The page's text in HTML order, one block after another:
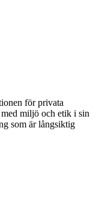
för privata
miljö och etik i sin
som är långsiktig